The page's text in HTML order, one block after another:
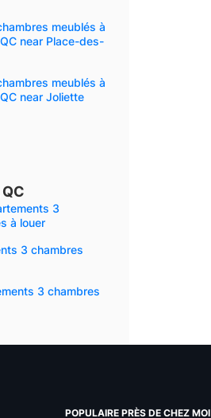
meublés à
near Place-des-
meublés à
near Joliette
3
à louer
3 chambres
3 chambres
POPULAIRE PRÈS DE CHEZ MOI